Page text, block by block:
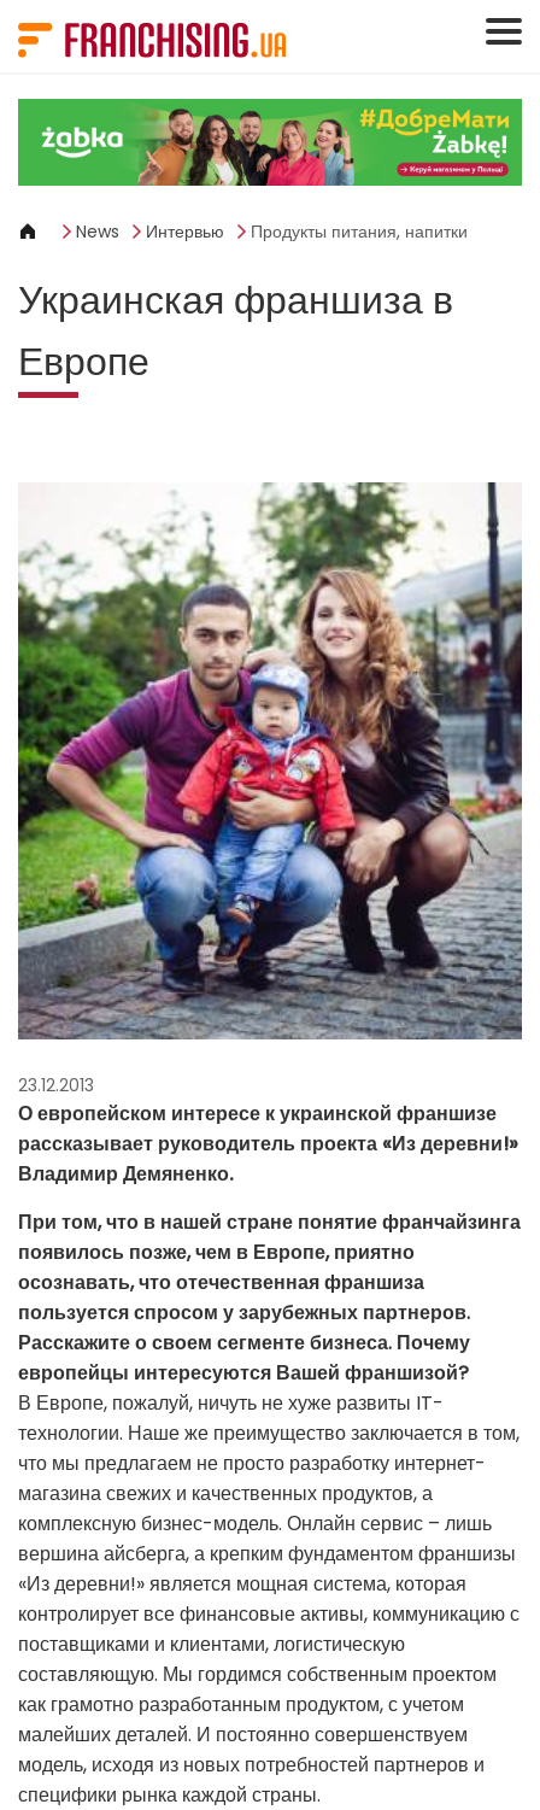
News Интервью Продукты питания, напитки
Украинская франшиза в
Европе
23.12.2013
О европейском интересе к украинской франшизе
рассказывает руководитель проекта «Из деревни!»
Владимир Демяненко.
При том, что в нашей стране понятие франчайзинга
появилось позже, чем в Европе, приятно
осознавать, что отечественная франшиза
пользуется спросом у зарубежных партнеров.
Расскажите о своем сегменте бизнеса. Почему
европейцы интересуются Вашей франшизой?
В Европе, пожалуй, ничуть не хуже развиты IT-
технологии. Наше же преимущество заключается в том,
что мы предлагаем не просто разработку интернет-
магазина свежих и качественных продуктов, а
комплексную бизнес-модель. Онлайн сервис – лишь
вершина айсберга, а крепким фундаментом франшизы
«Из деревни!» является мощная система, которая
контролирует все финансовые активы, коммуникацию с
поставщиками и клиентами, логистическую
составляющую. Мы гордимся собственным проектом
как грамотно разработанным продуктом, с учетом
малейших деталей. И постоянно совершенствуем
модель, исходя из новых потребностей партнеров и
специфики рынка каждой страны.